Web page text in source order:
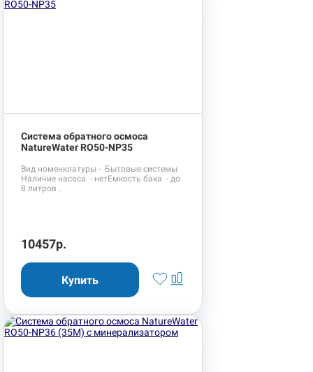
Система обратного осмоса
NatureWater RO50-NP35
Вид номенклатуры - Бытовые системы
Наличие насоса - нетЕмкость бака - до
8 литров ..
10457р.